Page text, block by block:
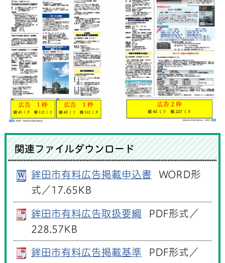
関連ファイルダウンロード
鉾田市有料広告掲載申込書
WORD形
式／17.65KB
鉾田市有料広告取扱要綱
PDF形式／
228.57KB
鉾田市有料広告掲載基準
PDF形式／